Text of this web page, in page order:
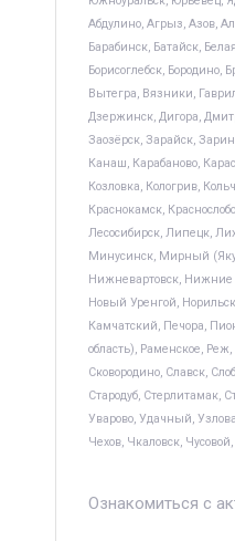
Абдулино, Агрыз, Азов,
Барабинск, Батайск,
Борисоглебск,
Вытегра, Вязники,
Дзержинск, Дигора,
Заозёрск, Зарайск,
Канаш, Карабаново,
Козловка, Кологрив,
Краснокамск,
Лесосибирск, Липецк,
Минусинск, Мирный
Нижневартовск, Нижние
Новый Уренгой,
Камчатский, Печора,
область), Раменское,
Сковородино, Славск,
Стародуб, Стерлитамак,
Уварово, Удачный,
Чехов, Чкаловск,
Ознакомиться с